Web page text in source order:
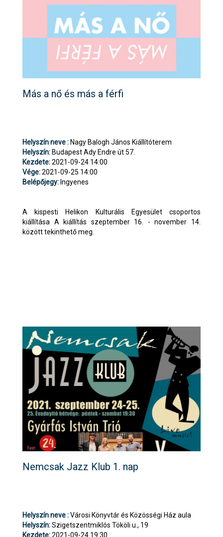
Más a nő és más a férfi
Helyszín neve : Nagy Balogh János Kiállítóterem
Helyszín: Budapest Ady Endre út 57.
Kezdete:2021-09-24 14:00
Vége:2021-09-25 14:00
Belépőjegy: Ingyenes
A kispesti Helikon Kulturális Egyesület csoportos
kiállítása A kiállítás szeptember 16. - november 14.
között tekinthető meg.
Nemcsak Jazz Klub 1. nap
Helyszín neve :Városi Könyvtár és Közösségi Ház aula
Helyszín:Szigetszentmiklós Tököli u., 19
Kezdete:2021-09-24 19:30